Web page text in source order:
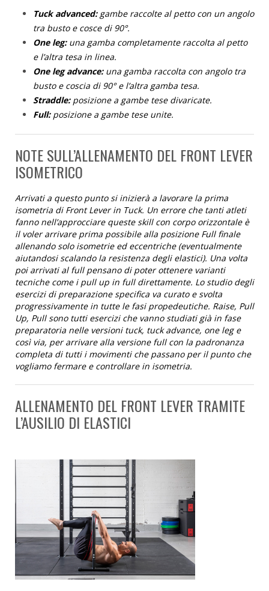
Tuck advanced:gambe raccolte al petto con un angolo
tra busto e cosce di 90°.
One leg:una gamba completamente raccolta al petto
e l’altra tesa in linea.
One leg advance:una gamba raccolta con angolo tra
busto e coscia di 90° e l’altra gamba tesa.
Straddle:posizione a gambe tese divaricate.
Full:posizione a gambe tese unite.
NOTE SULL’ALLENAMENTO DEL FRONT LEVER
ISOMETRICO
Arrivati a questo punto si inizierà a lavorare la prima
isometria di Front Lever in Tuck. Un errore che tanti atleti
fanno nell’approcciare queste skill con corpo orizzontale è
il voler arrivare prima possibile alla posizione Full finale
allenando solo isometrie ed eccentriche (eventualmente
aiutandosi scalando la resistenza degli elastici). Una volta
poi arrivati al full pensano di poter ottenere varianti
tecniche come i pull up in full direttamente. Lo studio degli
esercizi di preparazione specifica va curato e svolta
progressivamente in tutte le fasi propedeutiche. Raise, Pull
Up, Pull sono tutti esercizi che vanno studiati già in fase
preparatoria nelle versioni tuck, tuck advance, one leg e
così via, per arrivare alla versione full con la padronanza
completa di tutti i movimenti che passano per il punto che
vogliamo fermare e controllare in isometria.
ALLENAMENTO DEL FRONT LEVER TRAMITE
L’AUSILIO DI ELASTICI